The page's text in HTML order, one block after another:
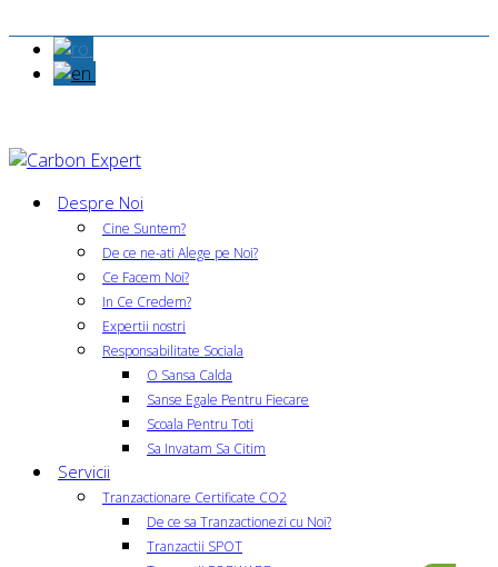
Despre Noi
Cine Suntem?
De ce ne-ati Alege pe Noi?
Ce Facem Noi?
In Ce Credem?
Expertii nostri
Responsabilitate Sociala
O Sansa Calda
Sanse Egale Pentru Fiecare
Scoala Pentru Toti
Sa Invatam Sa Citim
Servicii
Tranzactionare Certificate CO2
De ce sa Tranzactionezi cu Noi?
Tranzactii SPOT